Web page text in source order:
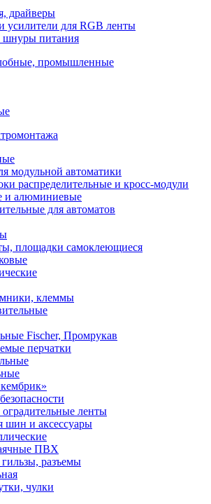
драйверы
усилители для RGB ленты
шнуры питания
промышленные
модульной автоматики
распределительные и кросс-модули
алюминиевые
для автоматов
площадки самоклеющиеся
клеммы
Fischer, Промрукав
перчатки
ленты
шин и аксессуары
ПВХ
разъемы
чулки